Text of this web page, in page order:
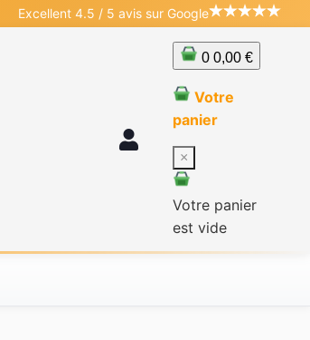
Excellent 4.5 / 5 avis sur Google
0 0,00 €
Votre
panier
×
Votre panier
est vide